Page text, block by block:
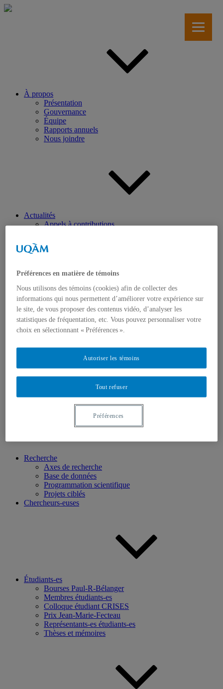
Aller
À propos
Présentation
Gouvernance
Équipe
Rapports annuels
Nous joindre
Actualités
Appels à contributions
Dans les médias
Événements à venir
Archives et bilans
Recherche
Axes de recherche
Base de données
Programmation scientifique
Projets ciblés
Chercheurs-euses
Étudiants-es
Bourses Paul-R-Bélanger
Membres étudiants-es
Colloque étudiant CRISES
Prix Jean-Marie-Fecteau
Représentants-es étudiants-es
Thèses et mémoires
Préférences en matière de témoins
Nous utilisons des témoins (cookies) afin de collecter des
informations qui nous permettent d’améliorer votre expérience sur
le site, de vous proposer des contenus vidéo, d’analyser les
statistiques de fréquentation, etc. Vous pouvez personnaliser votre
choix en sélectionnant « Préférences ».
Tout refuser
Autoriser les témoins
Préférences